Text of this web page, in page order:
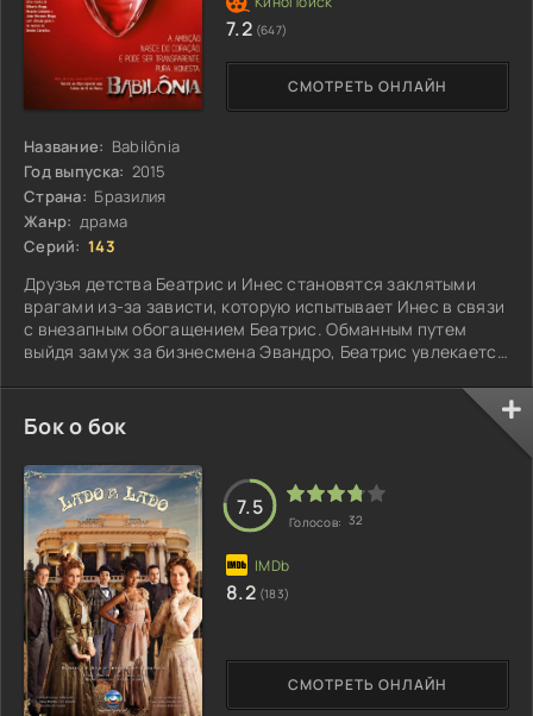
Название: Babilônia
Год выпуска: 2015
Страна: Бразилия
Жанр: драма
Серий: 143
Друзья детства Беатрис и Инес становятся заклятыми
врагами из-за зависти, которую испытывает Инес в связи
с внезапным обогащением Беатрис. Обманным путем
выйдя замуж за бизнесмена Эвандро, Беатрис увлекается
которая фотографирует пару...
СМОТРЕТЬ ОНЛАЙН
7.2 (647)
Бок о бок
СМОТРЕТЬ ОНЛАЙН
7.5
Голосов: 32
8.2 (183)